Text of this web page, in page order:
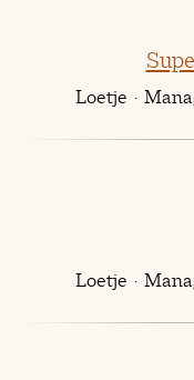
Loetje ·
Loetje ·